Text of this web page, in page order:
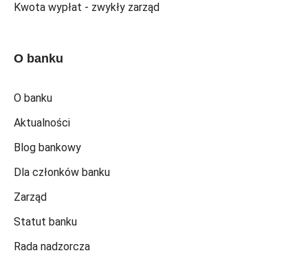
Kwota wypłat - zwykły zarząd
O banku
O banku
Aktualności
Blog bankowy
Dla członków banku
Zarząd
Statut banku
Rada nadzorcza